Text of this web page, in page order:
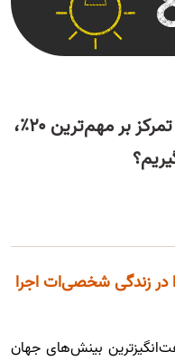
اصل ۸۰/۲۰ در زندگی؛ چگونه با تمرکز بر مهم‌ترین ۲۰٪،
را در زندگی شخصی‌ات اجرا
از شگفت‌انگیزترین بینش‌های جهان